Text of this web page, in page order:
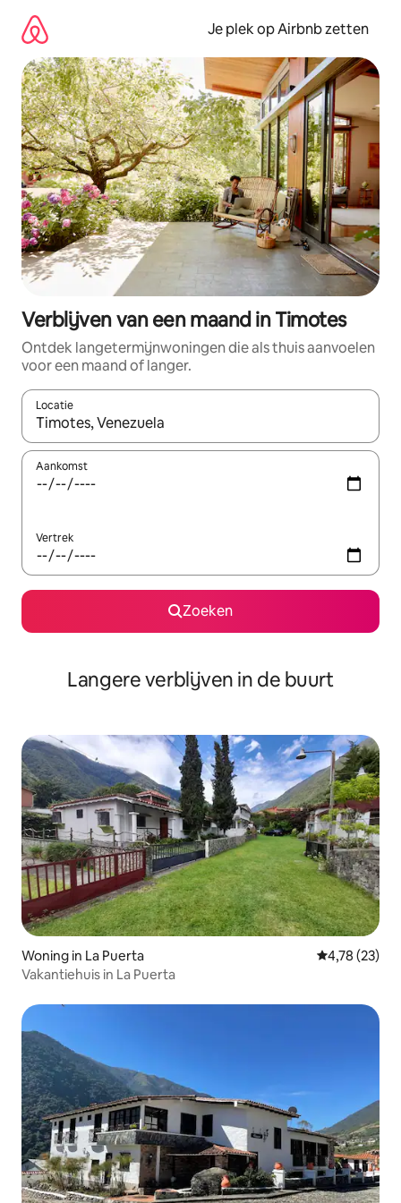
direct
naar
inhoud
Je plek op Airbnb zetten
Verblijven van een maand in Timotes
Ontdek langetermijnwoningen die als thuis aanvoelen
voor een maand of langer.
Locatie
Wanneer er resultaten beschikbaar zijn, maak je een keuze
Aankomst
Vertrek
Zoeken
Langere verblijven in de buurt
Woning in La Puerta Gemiddelde
4,78 (23)
Vakantiehuis in La Puerta